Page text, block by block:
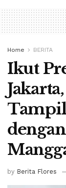
Home BERITA
Ikut
Tampil
by Berita Flores